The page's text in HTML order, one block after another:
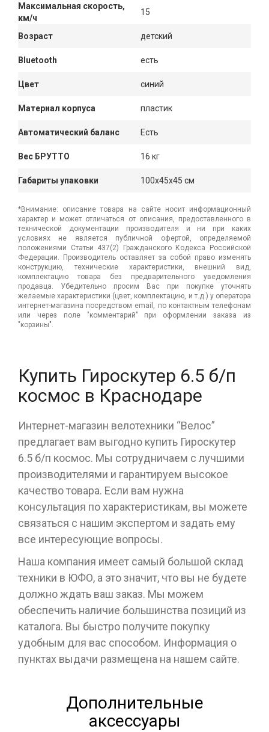
Максимальная скорость,
км/ч
15
Возраст детский
Bluetooth есть
Цвет синий
Материал корпуса пластик
Автоматический баланс Есть
Вес БРУТТО 16 кг
Габариты упаковки 100x45x45 см
*Внимание: описание товара на сайте носит информационный
характер и может отличаться от описания, предоставленного в
технической документации производителя и ни при каких
условиях не является публичной офертой, определяемой
положениями Статьи 437(2) Гражданского Кодекса Российской
Федерации. Производитель оставляет за собой право изменять
конструкцию, технические характеристики, внешний вид,
комплектацию товара без предварительного уведомления
продавца. Убедительно просим Вас при покупке уточнять
желаемые характеристики (цвет, комплектацию, и т.д.) у оператора
интернет-магазина посредством email, по контактным телефонам
или через поле "комментарий" при оформлении заказа из
"корзины".
Купить Гироскутер 6.5 б/п
космос в Краснодаре
Интернет-магазин велотехники “Велос”
предлагает вам выгодно купить Гироскутер
6.5 б/п космос. Мы сотрудничаем с лучшими
производителями и гарантируем высокое
качество товара. Если вам нужна
консультация по характеристикам, вы можете
связаться с нашим экспертом и задать ему
все интересующие вопросы.
Наша компания имеет самый большой склад
техники в ЮФО, а это значит, что вы не будете
должно ждать ваш заказ. Мы можем
обеспечить наличие большинства позиций из
каталога. Вы быстро получите покупку
удобным для вас способом. Информация о
пунктах выдачи размещена на нашем сайте.
Дополнительные
аксессуары